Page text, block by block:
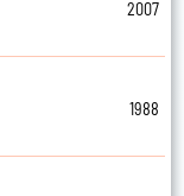
2007
1988